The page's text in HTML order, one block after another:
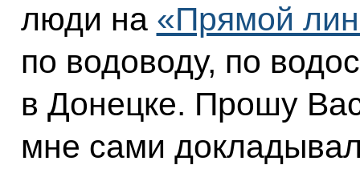
люди на «Прямой
по водоводу, по
в Донецке. Прошу
мне сами